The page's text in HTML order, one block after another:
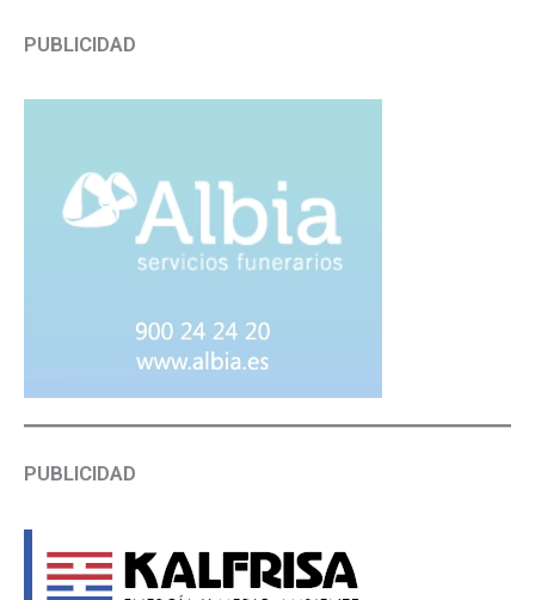
PUBLICIDAD
PUBLICIDAD